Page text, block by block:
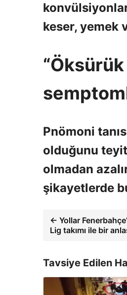
keser, yemek
Pnömoni
olduğunu
olmadan
şikayetlerde
← Yollar
Lig takımı ile bir
Tavsiye Edilen